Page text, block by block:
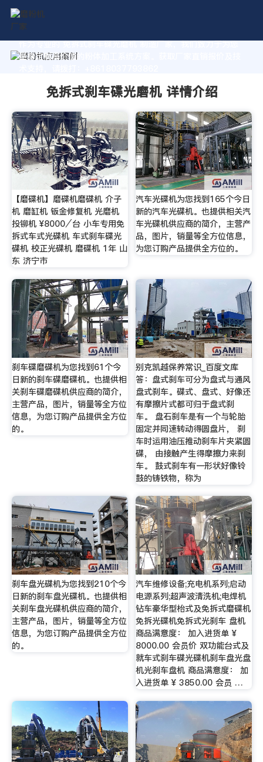
作为专业的 免拆式刹车碟光磨机 制造厂家，我们致力于为您
量身定制高价值的粉体加工系统方案。获取厂家直销报价及技
免拆式刹车碟光磨机 详情介绍
【磨碟机】磨碟机磨碟机 介子
机 磨缸机 钣金修复机 光磨机
投铆机 ¥8000⁄台 小车专用免
拆式车式光碟机 车式刹车碟光
碟机 校正光碟机 磨碟机 1年 山
东 济宁市
汽车光碟机为您找到165个今日
新的汽车光碟机。也提供相关汽
车光碟机供应商的简介，主营产
品，图片，销量等全方位信息，
为您订购产品提供全方位的。
刹车碟磨碟机为您找到61个今
日新的刹车碟磨碟机。也提供相
关刹车碟磨碟机供应商的简介，
主营产品，图片，销量等全方位
信息，为您订购产品提供全方位
的。
别克凯越保养常识_百度文库
答：盘式刹车可分为盘式与通风
盘式刹车。碟式、盘式、好像还
有摩擦片式都可归于盘式刹
车。 盘石刹车是有一个与轮胎
固定并同速转动得圆盘片， 刹
车时运用油压推动刹车片夹紧圆
碟， 由接触产生得摩擦力来刹
车。 鼓式刹车有一形状好像铃
鼓的铸铁物，称为
刹车盘光碟机为您找到210个今
日新的刹车盘光碟机。也提供相
关刹车盘光碟机供应商的简介，
主营产品，图片，销量等全方位
信息，为您订购产品提供全方位
的。
汽车维修设备;充电机系列;启动
电源系列;超声波清洗机;电焊机
钻车豪华型枱式及免拆式磨碟机
免拆光碟机免拆式光刹车 盘机
商品满意度： 加入进货单 ¥
8000.00 会员价 双功能台式及
就车式刹车碟光碟机刹车盘光盘
机光刹车盘机 商品满意度： 加
入进货单 ¥ 3850.00 会员 …